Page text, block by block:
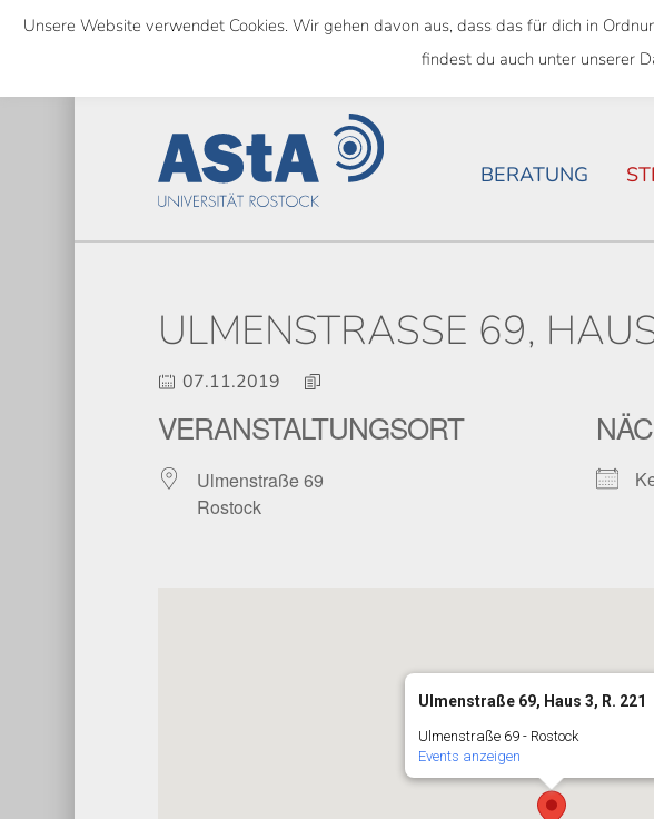
Skip
content
SEMESTERTICKET ALS BUNDESWEITES TICKET
BERATUNG
ULMENSTRASSE 69,
07.11.2019
VERANSTALTUNGSORT
Ulmenstraße 69
Rostock
Ulmenstraße 69, Haus 3, R. 221
Ulmenstraße 69 - Rostock
Events anzeigen
Unsere Website verwendet Cookies. Wir gehen davon aus, dass das für dich in
findest du auch unter unserer